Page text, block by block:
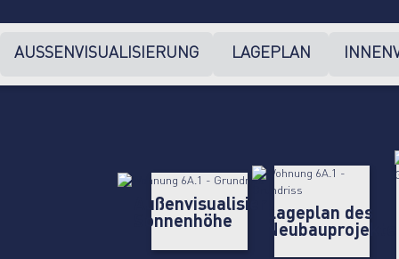
AUSSENVISUALISIERUNG LAGEPLAN
Außenvisualisierung
Sonnenhöhe
Lageplan des